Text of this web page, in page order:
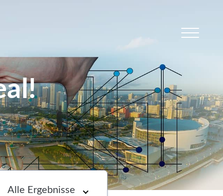
Newsletter
Choose an option